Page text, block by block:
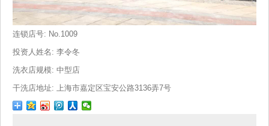
连锁店号: No.1009
投资人姓名: 李令冬
洗衣店规模: 中型店
干洗店地址: 上海市嘉定区宝安公路3136弄7号